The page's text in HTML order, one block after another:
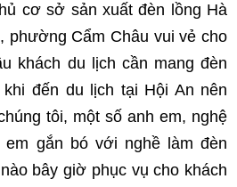
cơ sở sản xuất đèn lồng Hà
phường Cẩm Châu vui vẻ cho
khách du lịch cần mang đèn
đến du lịch tại Hội An nên
tôi, một số anh em, nghệ
gắn bó với nghề làm đèn
bây giờ phục vụ cho khách